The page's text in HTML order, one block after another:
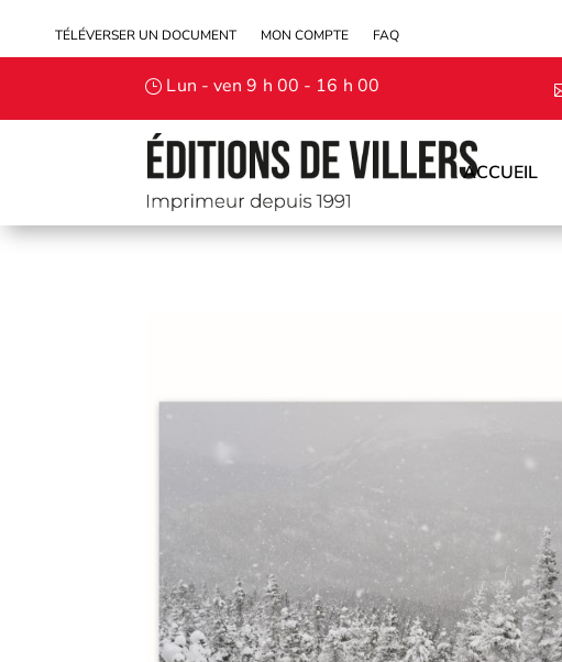
TÉLÉVERSER UN DOCUMENT MON COMPTE FAQ
Lun - ven 9 h 00 - 16 h 00
ACCUEIL